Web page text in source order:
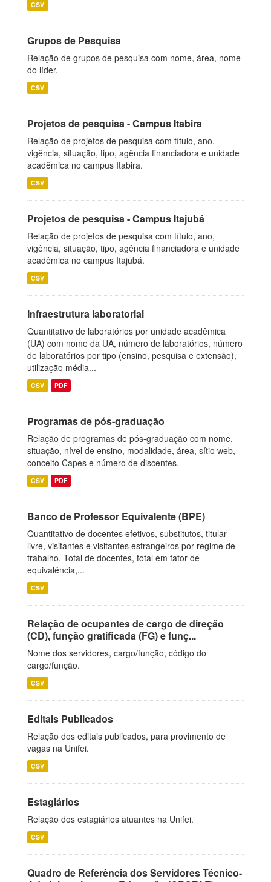
CSV
Grupos de Pesquisa
Relação de grupos de pesquisa com nome, área, nome
do líder.
CSV
Projetos de pesquisa - Campus Itabira
Relação de projetos de pesquisa com título, ano,
vigência, situação, tipo, agência financiadora e unidade
acadêmica no campus Itabira.
CSV
Projetos de pesquisa - Campus Itajubá
Relação de projetos de pesquisa com título, ano,
vigência, situação, tipo, agência financiadora e unidade
acadêmica no campus Itajubá.
CSV
Infraestrutura laboratorial
Quantitativo de laboratórios por unidade acadêmica
(UA) com nome da UA, número de laboratórios, número
de laboratórios por tipo (ensino, pesquisa e extensão),
utilização média...
CSV PDF
Programas de pós-graduação
Relação de programas de pós-graduação com nome,
situação, nível de ensino, modalidade, área, sítio web,
conceito Capes e número de discentes.
CSV PDF
Banco de Professor Equivalente (BPE)
Quantitativo de docentes efetivos, substitutos, titular-
livre, visitantes e visitantes estrangeiros por regime de
trabalho. Total de docentes, total em fator de
equivalência,...
CSV
Relação de ocupantes de cargo de direção
(CD), função gratificada (FG) e funç...
Nome dos servidores, cargo/função, código do
cargo/função.
CSV
Editais Publicados
Relação dos editais publicados, para provimento de
vagas na Unifei.
CSV
Estagiários
Relação dos estagiários atuantes na Unifei.
CSV
Quadro de Referência dos Servidores Técnico-